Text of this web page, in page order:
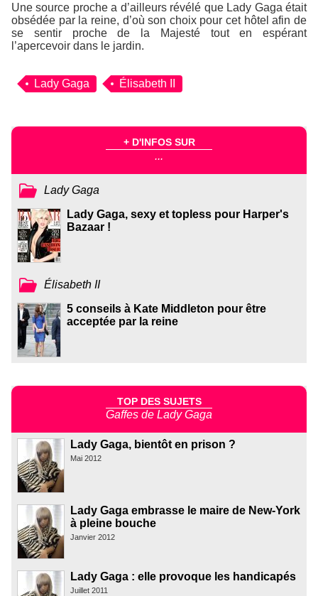
Une source proche a d’ailleurs révélé que Lady Gaga était
obsédée par la reine, d’où son choix pour cet hôtel afin de
se sentir proche de la Majesté tout en espérant
l’apercevoir dans le jardin.
Lady Gaga Élisabeth II
+ D'INFOS SUR
...
Lady Gaga
Lady Gaga, sexy et topless pour Harper's
Bazaar !
Élisabeth II
5 conseils à Kate Middleton pour être
acceptée par la reine
TOP DES SUJETS
Gaffes de Lady Gaga
Lady Gaga, bientôt en prison ?
Mai 2012
Lady Gaga embrasse le maire de New-York
à pleine bouche
Janvier 2012
Lady Gaga : elle provoque les handicapés
Juillet 2011